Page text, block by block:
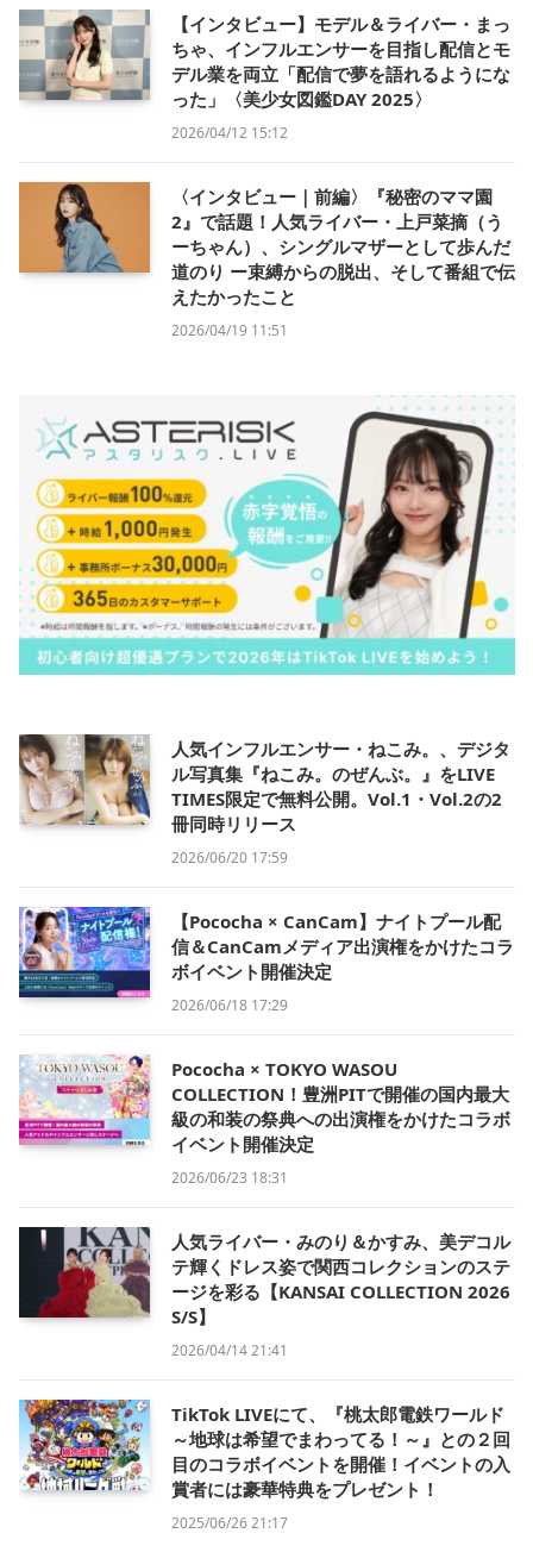
【インタビュー】モデル＆ライバー・まっ
ちゃ、インフルエンサーを目指し配信とモ
デル業を両立「配信で夢を語れるようにな
った」〈美少女図鑑DAY 2025〉
2026/04/12 15:12
〈インタビュー｜前編〉『秘密のママ園
2』で話題！人気ライバー・上戸菜摘（う
ーちゃん）、シングルマザーとして歩んだ
道のり ー束縛からの脱出、そして番組で伝
えたかったこと
2026/04/19 11:51
人気インフルエンサー・ねこみ。、デジタ
ル写真集『ねこみ。のぜんぶ。』をLIVE
TIMES限定で無料公開。Vol.1・Vol.2の2
冊同時リリース
2026/06/20 17:59
【Pococha × CanCam】ナイトプール配
信＆CanCamメディア出演権をかけたコラ
ボイベント開催決定
2026/06/18 17:29
Pococha × TOKYO WASOU
COLLECTION！豊洲PITで開催の国内最大
級の和装の祭典への出演権をかけたコラボ
イベント開催決定
2026/06/23 18:31
人気ライバー・みのり＆かすみ、美デコル
テ輝くドレス姿で関西コレクションのステ
ージを彩る【KANSAI COLLECTION 2026
S/S】
2026/04/14 21:41
TikTok LIVEにて、『桃太郎電鉄ワールド
～地球は希望でまわってる！～』との２回
目のコラボイベントを開催！イベントの入
賞者には豪華特典をプレゼント！
2025/06/26 21:17